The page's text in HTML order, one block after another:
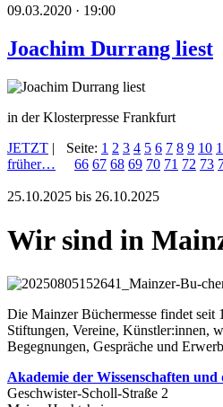
09.03.2020 · 19:00
Joachim Durrang liest
in der Klosterpresse Frankfurt
JETZT |
früher…
Seite: 1 2 3 4 5 6 7 8 9 10
66 67 68 69 70 71 72 73
25.10.2025 bis 26.10.2025
Wir sind in
Die Mainzer Büchermesse findet seit
Stiftungen, Vereine, Künstler:innen,
Begegnungen, Gespräche und
Akademie der Wissenschaften
Geschwister-Scholl-Straße 2